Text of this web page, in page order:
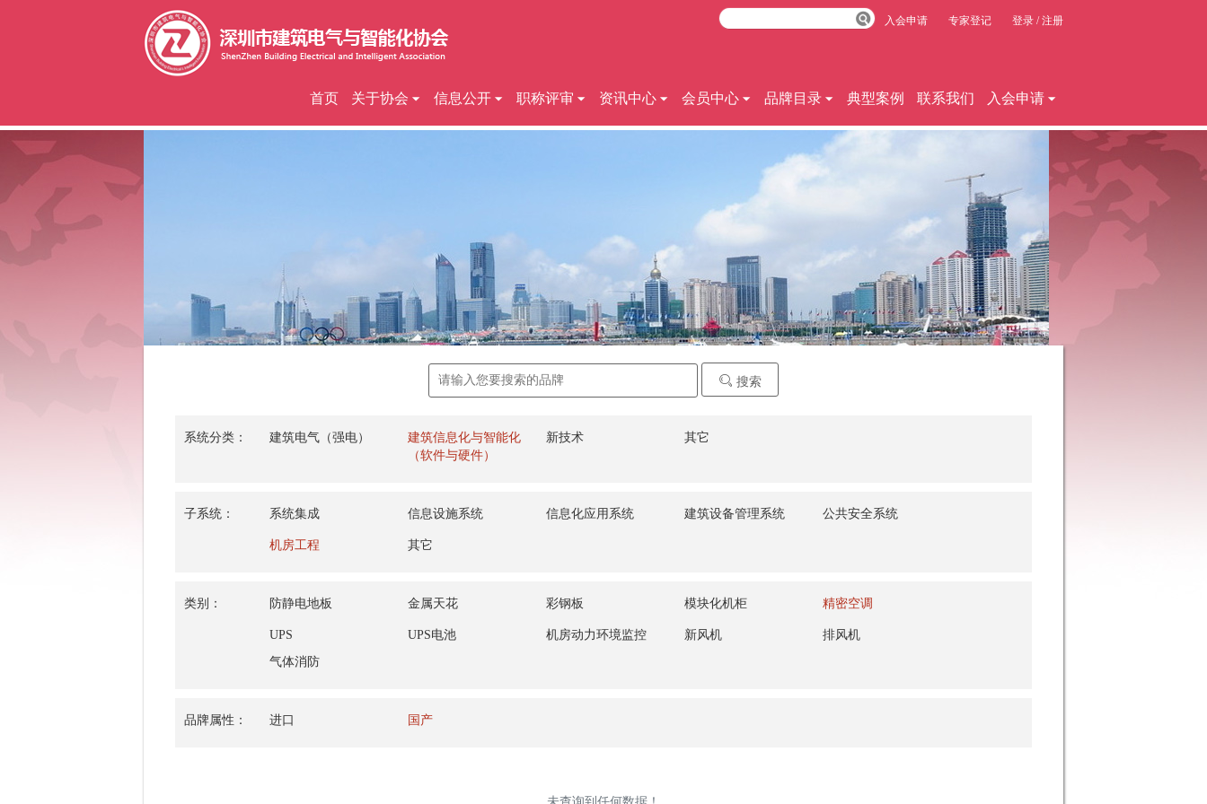
首页 关于协会 信息公开 职称评审 资讯中心 会员中心 品牌目录 典型案例 联系我们 入会申请
入会申请 专家登记 登录 /注册
搜索
系统分类： 建筑电气（强电）
建筑信息化与智能化
（软件与硬件）
新技术 其它
子系统： 系统集成 信息设施系统 信息化应用系统 建筑设备管理系统 公共安全系统
机房工程 其它
类别： 防静电地板 金属天花 彩钢板 模块化机柜 精密空调
UPS UPS电池 机房动力环境监控 新风机
排风机
气体消防
品牌属性： 进口 国产